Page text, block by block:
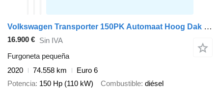
Volkswagen Transporter 150PK Automaat Hoog Dak Dubbel Cabine L2H2 Trekhaak
16.900 € Sin IVA
Furgoneta pequeña
2020
74.558 km
Euro 6
Potencia 150 Hp (110 kW) Combustible diésel